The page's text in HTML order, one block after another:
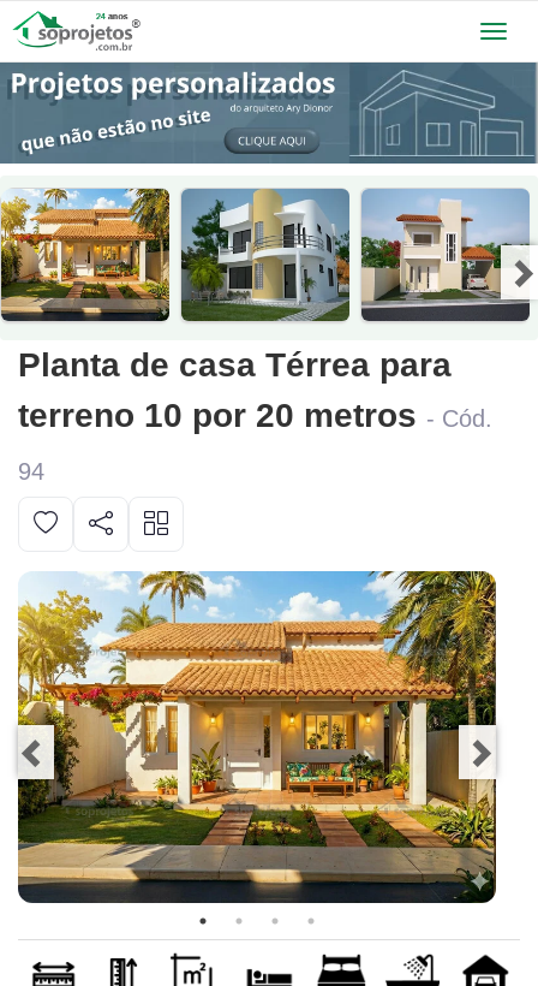
Planta de casa Térrea para
terreno 10 por 20 metros - Cód.
94